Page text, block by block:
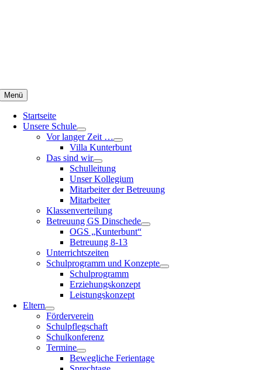
Menü
Startseite
Unsere Schule
Vor langer Zeit …
Villa Kunterbunt
Das sind wir
Schulleitung
Unser Kollegium
Mitarbeiter der Betreuung
Mitarbeiter
Klassenverteilung
Betreuung GS Dinschede
OGS „Kunterbunt“
Betreuung 8-13
Unterrichtszeiten
Schulprogramm und Konzepte
Schulprogramm
Erziehungskonzept
Leistungskonzept
Eltern
Förderverein
Schulpflegschaft
Schulkonferenz
Termine
Bewegliche Ferientage